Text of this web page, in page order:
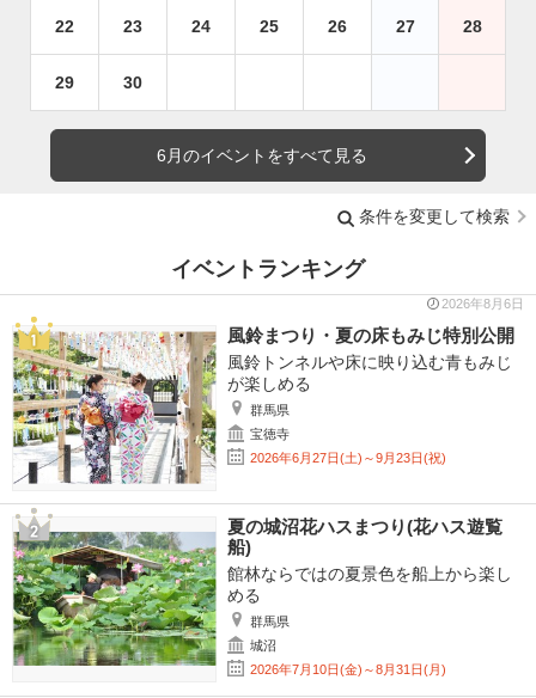
22 23 24 25 26 27 28
29 30
6月のイベントをすべて見る
条件を変更して検索
イベントランキング
2026年8月6日
風鈴まつり・夏の床もみじ特別公開
風鈴トンネルや床に映り込む青もみじ
が楽しめる
群馬県
宝徳寺
2026年6月27日(土)～9月23日(祝)
夏の城沼花ハスまつり(花ハス遊覧
船)
館林ならではの夏景色を船上から楽し
める
群馬県
城沼
2026年7月10日(金)～8月31日(月)